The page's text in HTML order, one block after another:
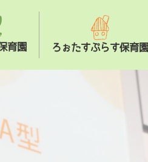
育園 ろぉたすぷらす保育園